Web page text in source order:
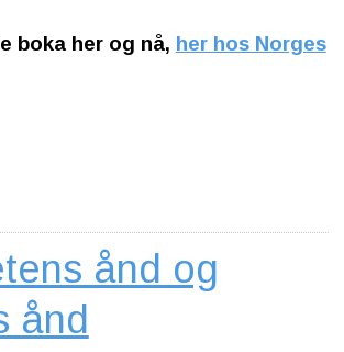
boka her og nå, her hos Norges
ånd og
ånd